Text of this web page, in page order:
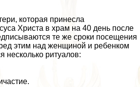
которая принесла
Христа в храм на 40 день после
те же сроки посещения
этим над женщиной и ребенком
несколько ритуалов: